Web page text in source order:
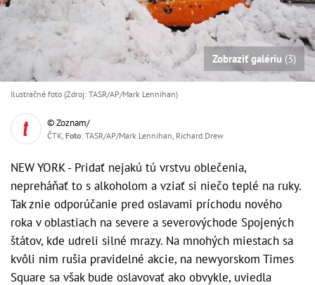
Zobraziť galériu (3)
Ilustračné foto (Zdroj: TASR/AP/Mark Lennihan)
© Zoznam/
ČTK, Foto: TASR/AP/Mark Lennihan, Richard Drew
NEW YORK - Pridať nejakú tú vrstvu oblečenia,
nepreháňať to s alkoholom a vziať si niečo teplé na ruky.
Tak znie odporúčanie pred oslavami príchodu nového
roka v oblastiach na severe a severovýchode Spojených
štátov, kde udreli silné mrazy. Na mnohých miestach sa
kvôli nim rušia pravidelné akcie, na newyorskom Times
Square sa však bude oslavovať ako obvykle, uviedla